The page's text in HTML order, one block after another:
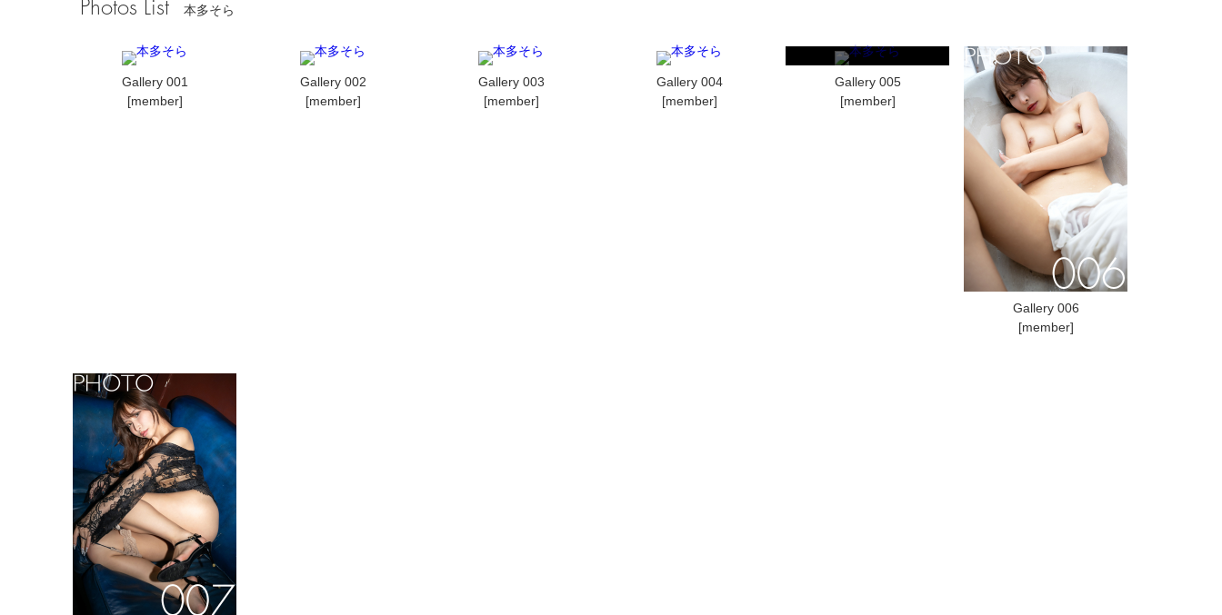
Photos List 本多そら
Gallery 001
[member]
Gallery 002
[member]
Gallery 003
[member]
Gallery 004
[member]
Gallery 005
[member]
Gallery 006
[member]